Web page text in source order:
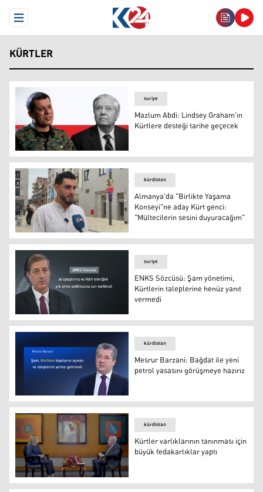
Open Menu
KÜRTLER
Mazlum Abdi: Lindsey Graham'ın Kürtlere desteği
suriye
Mazlum Abdi: Lindsey Graham'ın
Kürtlere desteği tarihe geçecek
Helmet Hadi
kürdistan
Almanya'da "Birlikte Yaşama
Konseyi"ne aday Kürt genci:
"Mültecilerin sesini duyuracağım"
ENKS Sözcüsü: Şam yönetimi, Kürtlerin taleplerine
suriye
ENKS Sözcüsü: Şam yönetimi,
Kürtlerin taleplerine henüz yanıt
vermedi
Mesrur Barzani: Bağdat ile yeni petrol yasasını
kürdistan
Mesrur Barzani: Bağdat ile yeni
petrol yasasını görüşmeye hazırız
K24 sunucusu Cemal Batun ve DEM Parti Sözcüsü
kürdistan
Kürtler varlıklarının tanınması için
büyük fedakarlıklar yaptı